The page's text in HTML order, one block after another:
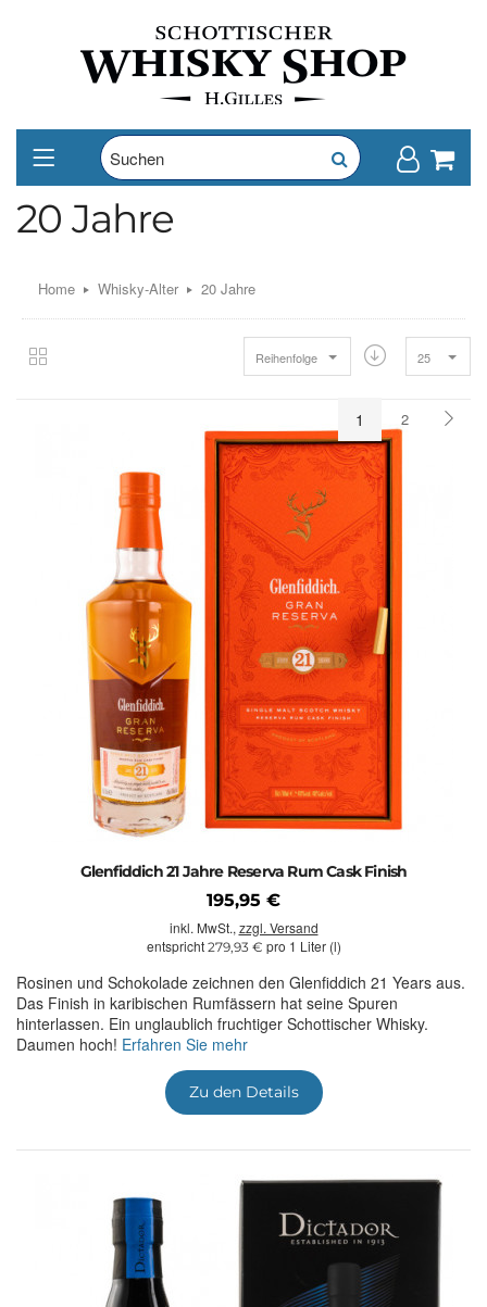
20 Jahre
Home Whisky-Alter 20 Jahre
25
Reihenfolge
1 2
Glenfiddich 21 Jahre Reserva Rum Cask Finish
195,95 €
inkl. MwSt., zzgl. Versand
entspricht 279,93 € pro 1 Liter (l)
Rosinen und Schokolade zeichnen den Glenfiddich 21 Years aus.
Das Finish in karibischen Rumfässern hat seine Spuren
hinterlassen. Ein unglaublich fruchtiger Schottischer Whisky.
Daumen hoch! Erfahren Sie mehr
Zu den Details